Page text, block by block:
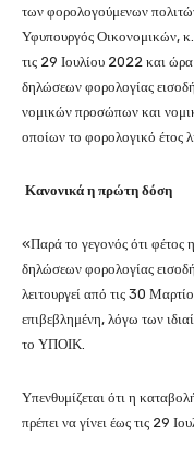
των φορολογούμενων
Υφυπουργός Οικονομικών,
τις 29 Ιουλίου 2022 και
δηλώσεων φορολογίας
νομικών προσώπων και
οποίων το φορολογικό έτος
Κανονικά η πρώτη δόση
«Παρά το γεγονός ότι φέτος
δηλώσεων φορολογίας
λειτουργεί από τις 30
επιβεβλημένη, λόγω των
το ΥΠΟΙΚ.
Υπενθυμίζεται ότι η
πρέπει να γίνει έως τις 29